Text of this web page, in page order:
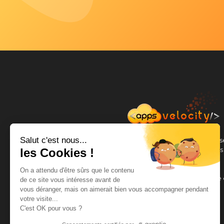
Apps Velocity est un acteur incontournable du
développement d’applications, services et
innovants.
Nous sommes des pionniers du digital et du mobile
Salut c'est nous...
les Cookies !
On a attendu d'être sûrs que le contenu
de ce site vous intéresse avant de
vous déranger, mais on aimerait bien vous accompagner pendant
votre visite...
C'est OK pour vous ?